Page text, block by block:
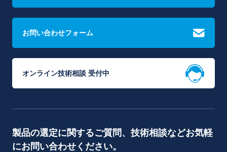
お問い合わせフォーム
オンライン技術相談 受付中
製品の選定に関するご質問、技術相談などお気軽
にお問い合わせください。